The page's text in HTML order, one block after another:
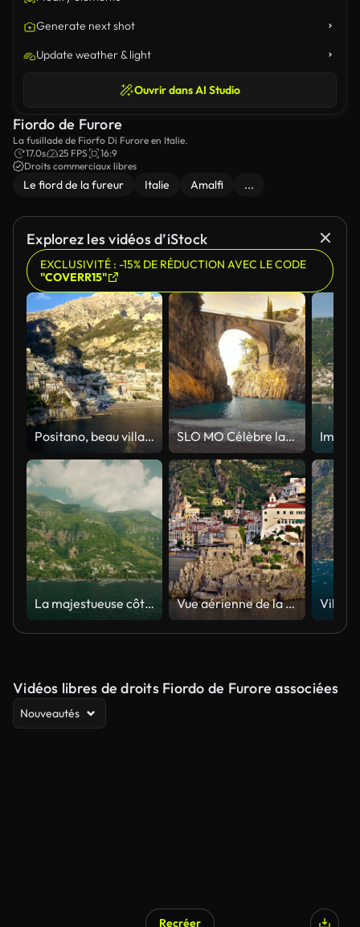
Generate next shot
Update weather & light
Ouvrir dans AI Studio
Fiordo de Furore
La fusillade de Fiorfo Di Furore en Italie.
17.0s
25 FPS
16:9
Droits commerciaux libres
Le fiord de la fureur Italie Amalfi ...
Explorez les vidéos d’iStock
EXCLUSIVITÉ : -15% DE RÉDUCTION AVEC LE CODE
"COVERR15"
Positano, beau village méditerranéen sur la Côte Amalfitaine (Côte Amalfitaine) en Campanie, Italie, timelaps SLO MO Célèbre lagon au fjord de Furore
La majestueuse côte amalfitaine s’étend le long de la mer Tyrrhénienne sereine. Paysage pittoresque avec des habitations animées à flanc de colline. Vue aérienne de la côte d’Atrani et d’Amalfitaine avec des bâtiments historiques en falaise, une marina et la mer Tyrrhénienne au coucher du soleil, la côte amalfitaine en Campanie, Italie, le paysage côtier méditerranéen, le tourisme patrimoni
Vidéos libres de droits Fiordo de Furore associées
Nouveautés
Recréer